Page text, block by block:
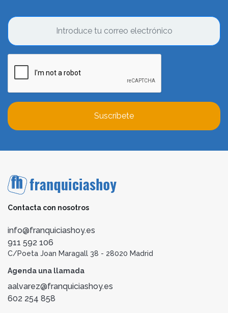
Suscríbete
Contacta con nosotros
info@franquiciashoy.es
911 592 106
C/Poeta Joan Maragall 38 - 28020 Madrid
Agenda una llamada
aalvarez@franquiciashoy.es
602 254 858